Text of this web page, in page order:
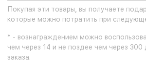
Покупая эти товары, вы получаете
которые можно потратить при
* - вознаграждением можно
чем через 14 и не поздее чем через 300
заказа.